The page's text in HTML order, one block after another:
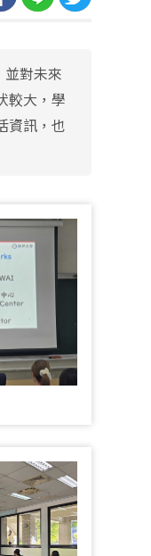
對未來
較大，學
資訊，也